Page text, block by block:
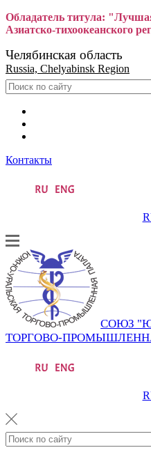
Обладатель титула:
Азиатско-тихоокеанского
Челябинская область
Russia, Chelyabinsk Region
Контакты
СОЮЗ
ТОРГОВО-